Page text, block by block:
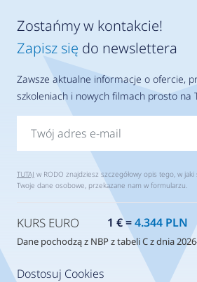
Dostosuj Cookies
Zostańmy w kontakcie!
Zapisz się do newslettera
Zawsze aktualne informacje o ofercie,
szkoleniach i nowych filmach prosto na
TUTAJ w RODO znajdziesz szczegółowy opis tego, w
Twoje dane osobowe, przekazane nam w formularzu.
KURS EURO 1 € =4.344 PLN
Dane pochodzą z NBP z tabeli C z dnia